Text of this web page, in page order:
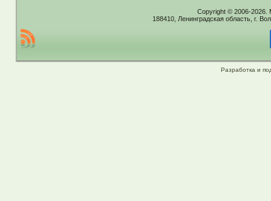
Copyright © 2006-2026.
188410, Ленинградская область, г.
Разработка и